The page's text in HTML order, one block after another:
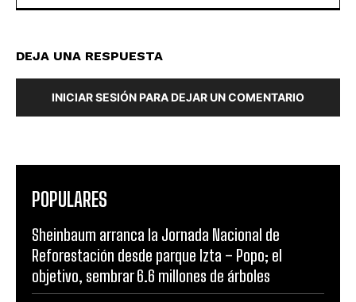
DEJA UNA RESPUESTA
INICIAR SESIÓN PARA DEJAR UN COMENTARIO
POPULARES
Sheinbaum arranca la Jornada Nacional de
Reforestación desde parque Izta – Popo; el
objetivo, sembrar 6.6 millones de árboles